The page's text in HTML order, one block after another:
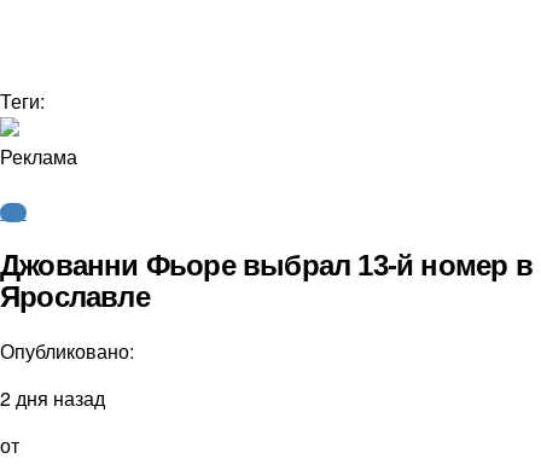
Теги:
Реклама
КХЛ
Джованни Фьоре выбрал 13-й номер в
Ярославле
Опубликовано:
2 дня назад
от